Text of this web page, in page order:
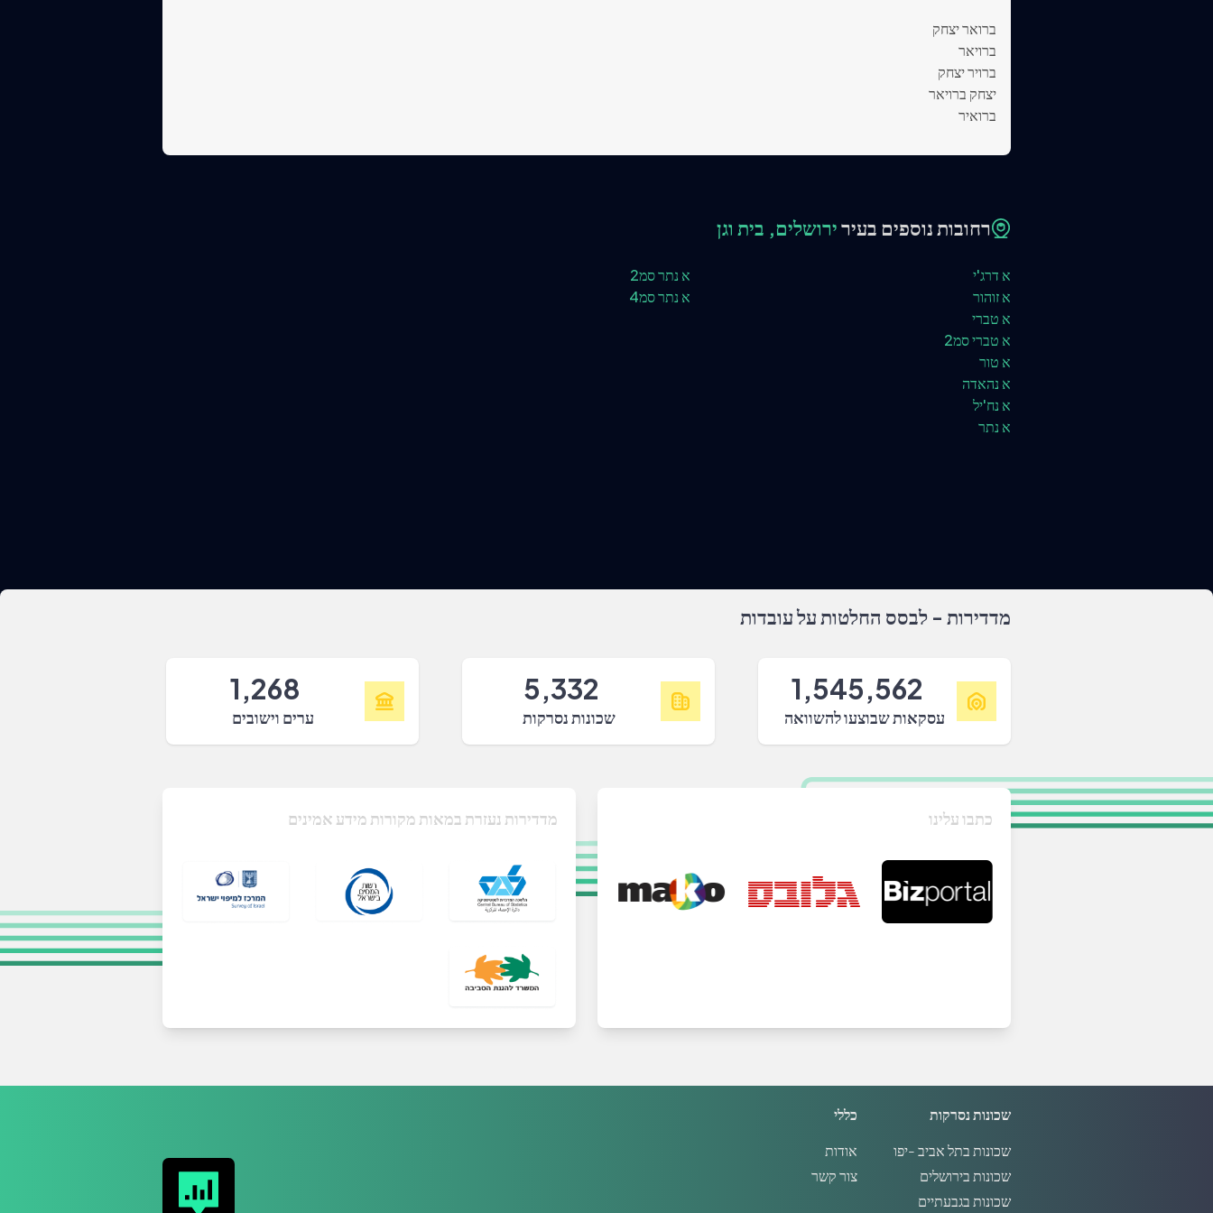
ברואר יצחק
ברויאר
ברויר יצחק
יצחק ברויאר
ברואיר
רחובות נוספים בעירירושלים, בית וגן
א דרג'י
א זוהור
א טברי
א טברי סמ2
א טור
א נהאדה
א נח'יל
א נתר
א נתר סמ2
א נתר סמ4
מדדירות - לבסס החלטות על עובדות
1,268
ערים וישובים
5,332
שכונות נסרקות
1,545,562
עסקאות שבוצעו להשוואה
מדדירות נעזרת במאות מקורות מידע אמינים כתבו עלינו
כללי
אודות
צור קשר
שכונות נסרקות
שכונות בתל אביב -יפו
שכונות בירושלים
שכונות בגבעתיים